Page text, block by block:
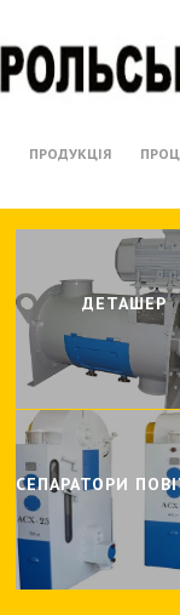
ПРОДУКЦІЯ
ДЕТАШЕР
СЕПАРАТОРИ